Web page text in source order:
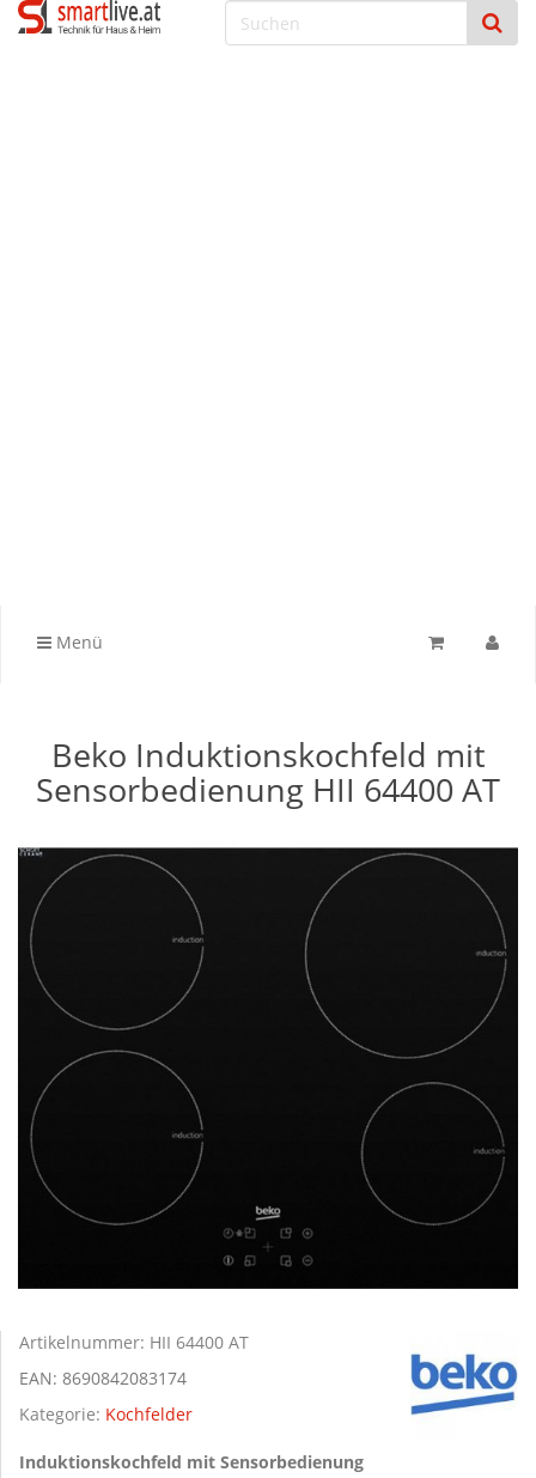
Menü
Beko Induktionskochfeld mit
Sensorbedienung HII 64400 AT
Artikelnummer: HII 64400 AT
EAN: 8690842083174
Kategorie: Kochfelder
Induktionskochfeld mit Sensorbedienung